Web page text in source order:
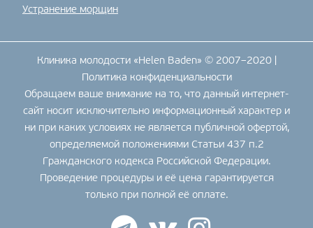
Устранение морщин
Клиника молодости «Helen Baden» © 2007–2020 |
Политика конфиденциальности
Обращаем ваше внимание на то, что данный интернет-
сайт носит исключительно информационный характер и
ни при каких условиях не является публичной офертой,
определяемой положениями Статьи 437 п.2
Гражданского кодекса Российской Федерации.
Проведение процедуры и её цена гарантируется
только при полной её оплате.